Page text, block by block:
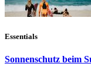
Essentials
Sonnenschutz beim